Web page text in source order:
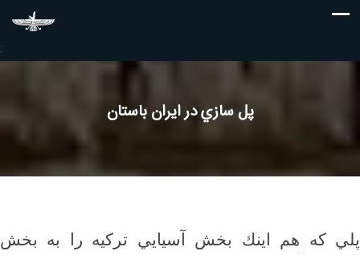
;
پل سازي در ايران باستان
پلي كه هم اينك بخش آسيايي تركيه را به بخش